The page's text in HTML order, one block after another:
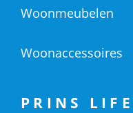
Woonmeubelen
Woonaccessoires
PRINS